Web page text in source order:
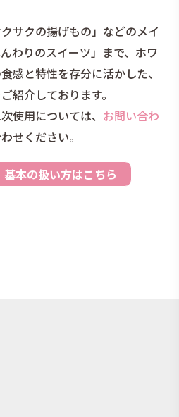
サクの揚げもの」などのメイ
わりのスイーツ」まで、ホワ
感と特性を存分に活かした、
紹介しております。
使用については、 お問い合わ
せください。
本の扱い方はこちら